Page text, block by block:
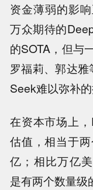
资金薄弱的影
万众期待的
的SOTA，但与
罗福莉、郭达
Seek难以弥补的
在资本市场上
估值，相当于
亿；相比万亿
是有两个数量级